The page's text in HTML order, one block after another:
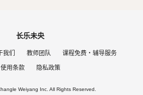
长乐未央
我们 教师团队 课程免费・辅导服务
使用条款 隐私政策
Weiyang Inc. All Rights Reserved.